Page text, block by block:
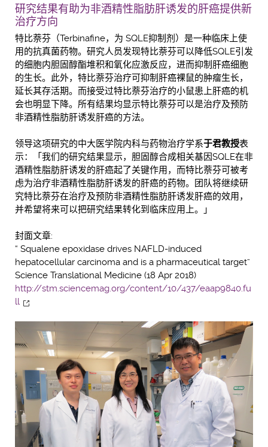
研究结果有助为非酒精性脂肪肝诱发的肝癌提供新
治疗方向
特比萘芬（Terbinafine，为 SQLE抑制剂）是一种临床上使
用的抗真菌药物。研究人员发现特比萘芬可以降低SQLE引发
的细胞内胆固醇酯堆积和氧化应激反应，进而抑制肝癌细胞
的生长。此外，特比萘芬治疗可抑制肝癌裸鼠的肿瘤生长，
延长其存活期。而接受过特比萘芬治疗的小鼠患上肝癌的机
会也明显下降。所有结果均显示特比萘芬可以是治疗及预防
非酒精性脂肪肝诱发肝癌的方法。
领导这项研究的中大医学院内科与药物治疗学系于君教授表
示：「我们的研究结果显示，胆固醇合成相关基因SQLE在非
酒精性脂肪肝诱发的肝癌起了关键作用，而特比萘芬可被考
虑为治疗非酒精性脂肪肝诱发的肝癌的药物。团队将继续研
究特比萘芬在治疗及预防非酒精性脂肪肝诱发肝癌的效用，
并希望将来可以把研究结果转化到临床应用上。」
封面文章:
“ Squalene epoxidase drives NAFLD-induced
hepatocellular carcinoma and is a pharmaceutical target”
Science Translational Medicine (18 Apr 2018)
http://stm.sciencemag.org/content/10/437/eaap9840.fu
ll